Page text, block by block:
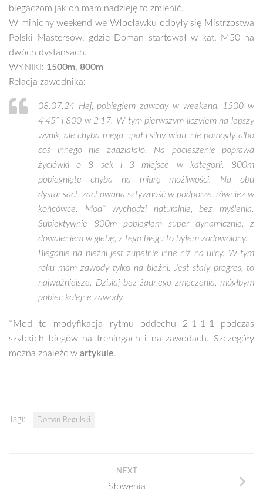
biegaczom jak on mam nadzieję to zmienić.
W miniony weekend we Włocławku odbyły się Mistrzostwa
Polski Mastersów, gdzie Doman startował w kat. M50 na
dwóch dystansach.
WYNIKI: 1500m, 800m
Relacja zawodnika:
08.07.24 Hej, pobiegłem zawody w weekend, 1500 w
4’45” i 800 w 2’17. W tym pierwszym liczyłem na lepszy
wynik, ale chyba mega upał i silny wiatr nie pomogły albo
coś innego nie zadziałało. Na pocieszenie poprawa
życiówki o 8 sek i 3 miejsce w kategorii. 800m
pobiegnięte chyba na miarę możliwości. Na obu
dystansach zachowana sztywność w podporze, również w
końcówce. Mod* wychodzi naturalnie, bez myślenia.
Subiektywnie 800m pobiegłem super dynamicznie, z
dowaleniem w glebę, z tego biegu to byłem zadowolony.
Bieganie na bieżni jest zupełnie inne niż na ulicy. W tym
roku mam zawody tylko na bieżni. Jest stały progres, to
najważniejsze. Dzisiaj bez żadnego zmęczenia, mógłbym
pobiec kolejne zawody.
*Mod to modyfikacja rytmu oddechu 2-1-1-1 podczas
szybkich biegów na treningach i na zawodach. Szczegóły
można znaleźć w artykule.
Tagi: Doman Regulski
NEXT
Słowenia